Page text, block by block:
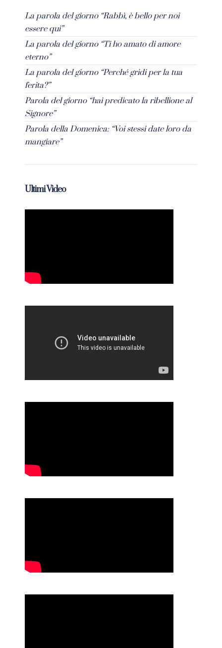
La parola del giorno “Rabbì, è bello per noi
essere qui”
La parola del giorno “Ti ho amato di amore
eterno”
La parola del giorno “Perché gridi per la tua
ferita?”
Parola del giorno “hai predicato la ribellione al
Signore”
Parola della Domenica: “Voi stessi date loro da
mangiare”
Ultimi Video